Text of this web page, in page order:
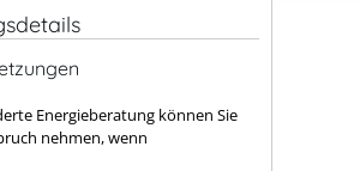
Energieberatung können Sie
nehmen, wenn